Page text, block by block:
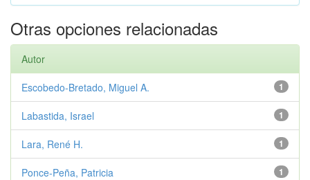
Otras opciones relacionadas
Autor
1
Escobedo-Bretado, Miguel A.
1
Labastida, Israel
1
Lara, René H.
1
Ponce-Peña, Patricia